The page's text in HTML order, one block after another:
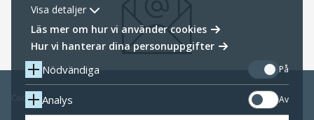
samtycker du till nödvändiga cookies, läs mer nedan om
hur vi hanterar cookies samt personuppgifter.
Visa detaljer
Läs mer om hur vi använder cookies
Hur vi hanterar dina personuppgifter
Nödvändiga På
Analys Av
Cookies